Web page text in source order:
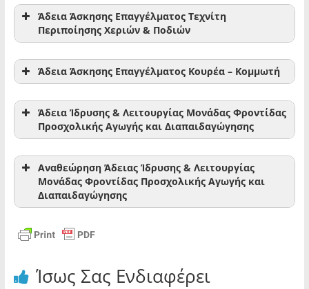
Κατεβάστε τις αντίστοιχες Νομοθεσίες απο την
Εφημερίδα της Κυβερνήσεως
Nέο θεσμικό πλαίσιο για την άσκηση οικονομικής
δραστηριότητας και άλλες διατάξεις (Ν.4442/2016
Απλούστευση και προτυποποίηση των διοικητικών
διαδικασιών γνωστοποίησης λειτουργίας
Καταστημάτων Υγειονομικού Ενδιαφέροντος,
Θεάτρων και Κινηματογράφων (ΚΥΑ 16228/2017 ΦΕΚ
1723τ.Β'/18.05.2017)
επιχειρήσεων τροφίμων / ποτών και άλλες διατάξεις
Αίτηση προέγκριση
Αίτηση για άδεια λειτουργίας.
Αίτηση για αντικατάσταση λόγω προσθήκης
δραστηριότητα
Αίτηση αντικατάστασης άδειας
Άδεια Άσκησης Επαγγέλματος Τεχνίτη
Περιποίησης Χεριών & Ποδιών
Αίτηση Υπ.Δήλωση Αναγγελίας Άσκησης
Επαγγέλματος Τεχνίτη Περιποίησης Χεριών-Ποδιών.
Άδεια Άσκησης Επαγγέλματος Κουρέα – Κομμωτή
Αίτηση Υπ.Δήλωση Αναγγελίας Άσκησης
Επαγγέλματος Κουρέα-Κομμωτή.
Άδεια Ίδρυσης & Λειτουργίας Μονάδας Φροντίδας
Προσχολικής Αγωγής και Διαπαιδαγώγησης
Αίτηση για άδεια ίδρυσης Μ.Φ.Π.Α.Δ
Αναθεώρηση Άδειας Ίδρυσης & Λειτουργίας
Μονάδας Φροντίδας Προσχολικής Αγωγής και
Διαπαιδαγώγησης
Αίτηση για αναθεώρηση άδειας Μ.Φ.Π.Α.Δ
Ίσως Σας Ενδιαφέρει